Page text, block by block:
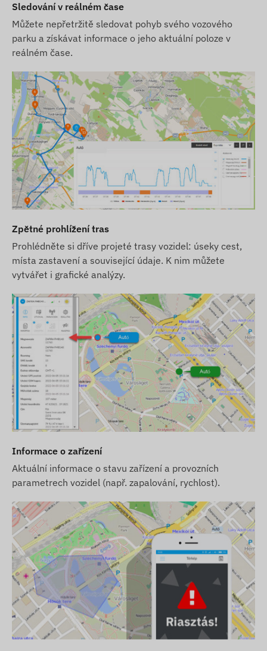
Sledování v reálném čase
Můžete nepřetržitě sledovat pohyb svého vozového
parku a získávat informace o jeho aktuální poloze v
reálném čase.
Zpětné prohlížení tras
Prohlédněte si dříve projeté trasy vozidel: úseky cest,
místa zastavení a související údaje. K nim můžete
vytvářet i grafické analýzy.
Informace o zařízení
Aktuální informace o stavu zařízení a provozních
parametrech vozidel (např. zapalování, rychlost).